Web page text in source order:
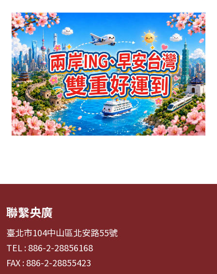
聯繫央廣
臺北市104中山區北安路55號
TEL : 886-2-28856168
FAX : 886-2-28855423